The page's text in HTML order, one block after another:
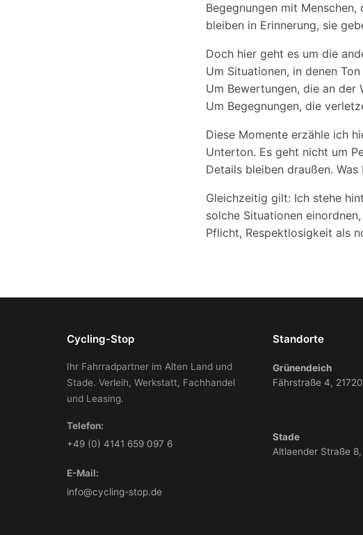
Begegnungen mit
bleiben in Erinnerung, sie
Doch hier geht es um die
Um Situationen, in denen
Um Bewertungen, die an der
Um Begegnungen, die
Diese Momente erzähle ich
Unterton. Es geht nicht um
Details bleiben draußen.
Gleichzeitig gilt: Ich stehe
solche Situationen
Pflicht, Respektlosigkeit als
Cycling-Stop
Ihr Fahrradpartner im Alten Land und
Stade. Verleih, Werkstatt, Fachhandel
und Leasing.
Telefon:
+49 (0) 4141 659 097 6
E-Mail:
info@cycling-stop.de
Standorte
Grünendeich
Fährstraße 4, 21720
Stade
Altlaender Straße 8,